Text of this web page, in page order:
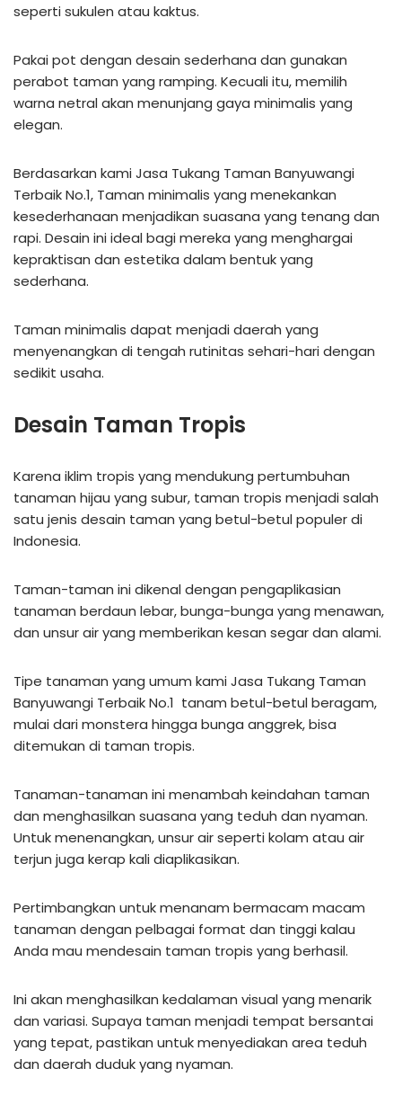
seperti sukulen atau kaktus.
Pakai pot dengan desain sederhana dan gunakan
perabot taman yang ramping. Kecuali itu, memilih
warna netral akan menunjang gaya minimalis yang
elegan.
Berdasarkan kami Jasa Tukang Taman Banyuwangi
Terbaik No.1, Taman minimalis yang menekankan
kesederhanaan menjadikan suasana yang tenang dan
rapi. Desain ini ideal bagi mereka yang menghargai
kepraktisan dan estetika dalam bentuk yang
sederhana.
Taman minimalis dapat menjadi daerah yang
menyenangkan di tengah rutinitas sehari-hari dengan
sedikit usaha.
Desain Taman Tropis
Karena iklim tropis yang mendukung pertumbuhan
tanaman hijau yang subur, taman tropis menjadi salah
satu jenis desain taman yang betul-betul populer di
Indonesia.
Taman-taman ini dikenal dengan pengaplikasian
tanaman berdaun lebar, bunga-bunga yang menawan,
dan unsur air yang memberikan kesan segar dan alami.
Tipe tanaman yang umum kami Jasa Tukang Taman
Banyuwangi Terbaik No.1 tanam betul-betul beragam,
mulai dari monstera hingga bunga anggrek, bisa
ditemukan di taman tropis.
Tanaman-tanaman ini menambah keindahan taman
dan menghasilkan suasana yang teduh dan nyaman.
Untuk menenangkan, unsur air seperti kolam atau air
terjun juga kerap kali diaplikasikan.
Pertimbangkan untuk menanam bermacam macam
tanaman dengan pelbagai format dan tinggi kalau
Anda mau mendesain taman tropis yang berhasil.
Ini akan menghasilkan kedalaman visual yang menarik
dan variasi. Supaya taman menjadi tempat bersantai
yang tepat, pastikan untuk menyediakan area teduh
dan daerah duduk yang nyaman.